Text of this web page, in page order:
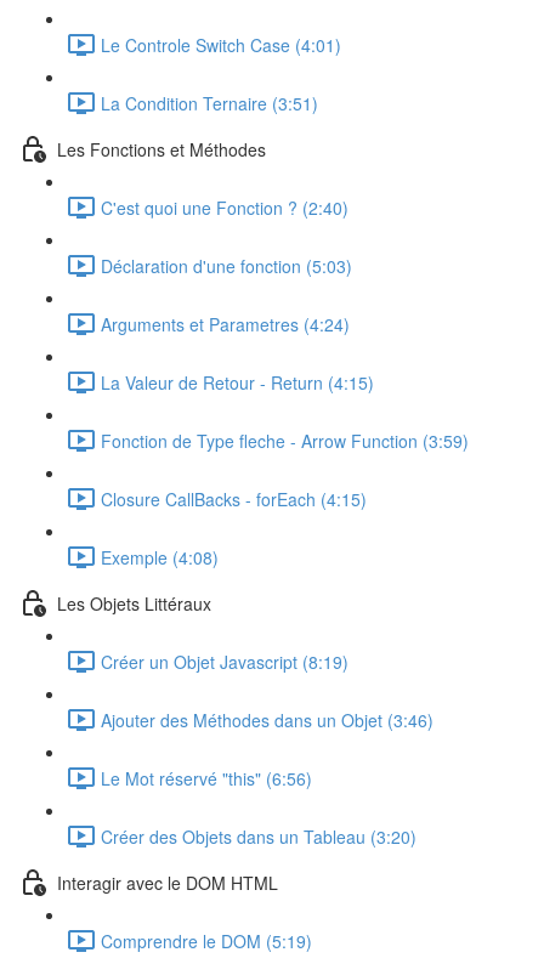
Le Controle Switch Case (4:01)
La Condition Ternaire (3:51)
Les Fonctions et Méthodes
C'est quoi une Fonction ? (2:40)
Déclaration d'une fonction (5:03)
Arguments et Parametres (4:24)
La Valeur de Retour - Return (4:15)
Fonction de Type fleche - Arrow Function (3:59)
Closure CallBacks - forEach (4:15)
Exemple (4:08)
Les Objets Littéraux
Créer un Objet Javascript (8:19)
Ajouter des Méthodes dans un Objet (3:46)
Le Mot réservé "this" (6:56)
Créer des Objets dans un Tableau (3:20)
Interagir avec le DOM HTML
Comprendre le DOM (5:19)